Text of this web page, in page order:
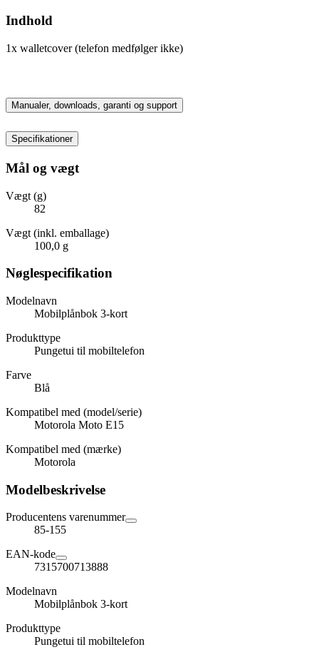
Indhold
1x walletcover (telefon medfølger ikke)
Manualer, downloads, garanti og support
Specifikationer
Mål og vægt
Vægt (g)
82
Vægt (inkl. emballage)
100,0 g
Nøglespecifikation
Modelnavn
Mobilplånbok 3-kort
Produkttype
Pungetui til mobiltelefon
Farve
Blå
Kompatibel med (model/serie)
Motorola Moto E15
Kompatibel med (mærke)
Motorola
Modelbeskrivelse
Producentens varenummer
85-155
EAN-kode
7315700713888
Modelnavn
Mobilplånbok 3-kort
Produkttype
Pungetui til mobiltelefon